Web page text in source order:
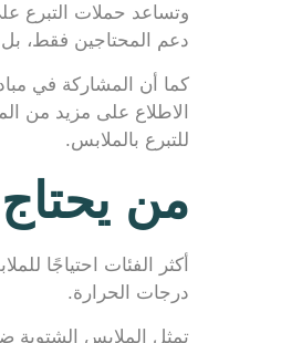
وتساعد حملات التبرع
دعم المحتاجين فقط، بل
كما أن المشاركة في
الاطلاع على مزيد من
للتبرع بالملابس.
من يحتاج
أكثر الفئات احتياجًا
درجات الحرارة.
تمثل الملابس الشتوية